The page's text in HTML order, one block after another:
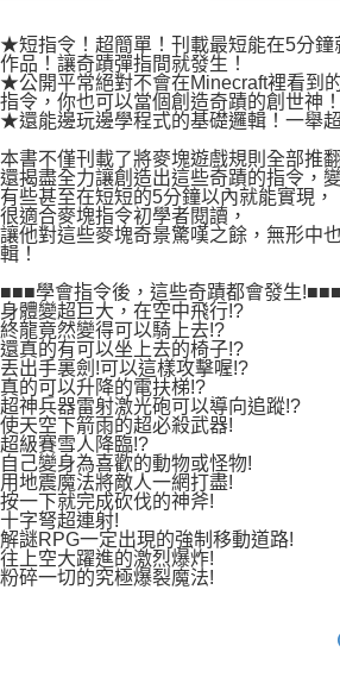
１．透過由恩沛科技股份有限公司提供之「
易，需依本服務之必要範圍內提供個人資料，並
權轉讓予恩沛科技股份有限公司。
２．關於個人資料處理事宜，請瀏覽以下網址：
https://aftee.tw/terms/#terms3
「AFTEE先享後付」，若未經同意申辦者引起之
任。
４．使用「AFTEE先享後付」時，將依據個別帳
時審查核予不同之上限額度；若仍有額度不足之
請求用戶進行身份認證。
恩沛科技股份有限公司將有權停止該用戶之使用
每筆NT$80，滿NT$500(含以上)免運費
付款後7-11取貨
每筆NT$80，滿NT$500(含以上)免運費
宅配
每筆NT$100，滿NT$800(含以上)免運費
國家/地區配送
★短指令！超簡單！刊載最短能在5分鐘
作品！讓奇蹟彈指間就發生！
★公開平常絕對不會在Minecraft裡看到
指令，你也可以當個創造奇蹟的創世神！
★還能邊玩邊學程式的基礎邏輯！一舉超
本書不僅刊載了將麥塊遊戲規則全部推
還揭盡全力讓創造出這些奇蹟的指令，
有些甚至在短短的5分鐘以內就能實現，
很適合麥塊指令初學者閱讀，
讓他對這些麥塊奇景驚嘆之餘，無形中
輯！
■■■學會指令後，這些奇蹟都會發生!■■■
身體變超巨大，在空中飛行!?
終龍竟然變得可以騎上去!?
還真的有可以坐上去的椅子!?
丟出手裏劍!可以這樣攻擊喔!?
真的可以升降的電扶梯!?
超神兵器雷射激光砲可以導向追蹤!?
使天空下箭雨的超必殺武器!
超級賽雪人降臨!?
自己變身為喜歡的動物或怪物!
用地震魔法將敵人一網打盡!
按一下就完成砍伐的神斧!
十字弩超連射!
解謎RPG一定出現的強制移動道路!
往上空大躍進的激烈爆炸!
粉碎一切的究極爆裂魔法!